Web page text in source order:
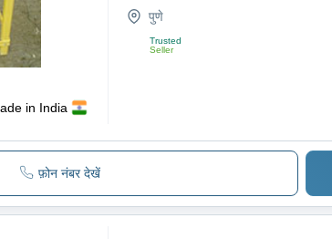
in India
पुणे
Trusted
Seller
फ़ोन नंबर देखें